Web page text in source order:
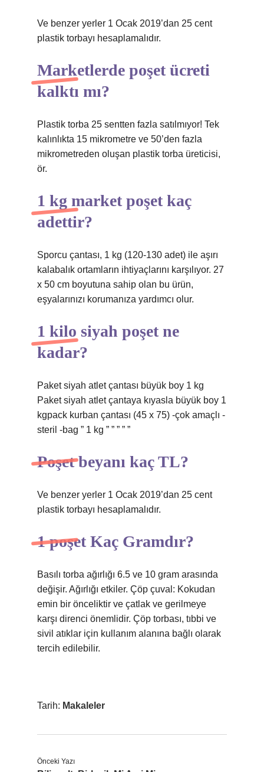
Ve benzer yerler 1 Ocak 2019’dan 25 cent
plastik torbayı hesaplamalıdır.
Marketlerde poşet ücreti
kalktı mı?
Plastik torba 25 sentten fazla satılmıyor! Tek
kalınlıkta 15 mikrometre ve 50’den fazla
mikrometreden oluşan plastik torba üreticisi,
ör.
1 kg market poşet kaç
adettir?
Sporcu çantası, 1 kg (120-130 adet) ile aşırı
kalabalık ortamların ihtiyaçlarını karşılıyor. 27
x 50 cm boyutuna sahip olan bu ürün,
eşyalarınızı korumanıza yardımcı olur.
1 kilo siyah poşet ne
kadar?
Paket siyah atlet çantası büyük boy 1 kg
Paket siyah atlet çantaya kıyasla büyük boy 1
kgpack kurban çantası (45 x 75) -çok amaçlı -
steril -bag ” 1 kg ” ” ” ” ”
Poşet beyanı kaç TL?
Ve benzer yerler 1 Ocak 2019’dan 25 cent
plastik torbayı hesaplamalıdır.
1 poşet Kaç Gramdır?
Basılı torba ağırlığı 6.5 ve 10 gram arasında
değişir. Ağırlığı etkiler. Çöp çuval: Kokudan
emin bir önceliktir ve çatlak ve gerilmeye
karşı direnci önemlidir. Çöp torbası, tıbbi ve
sivil atıklar için kullanım alanına bağlı olarak
tercih edilebilir.
Tarih: Makaleler
Önceki Yazı